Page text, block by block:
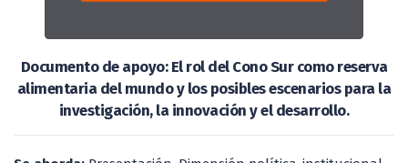
Documento de apoyo: El rol del Cono Sur como reserva
alimentaria del mundo y los posibles escenarios para la
investigación, la innovación y el desarrollo.